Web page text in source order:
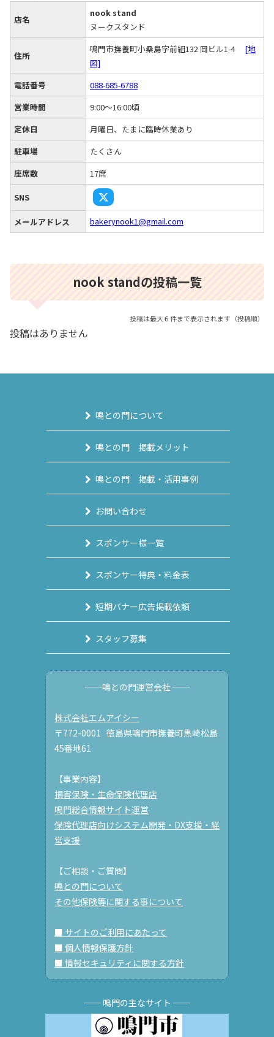
店名
nook stand
ヌークスタンド
住所
鳴門市撫養町小桑島字前組132 岡ビル1-4 [地
図]
電話番号
088-685-6788
営業時間
9:00～16:00頃
定休日
月曜日、たまに臨時休業あり
駐車場
たくさん
座席数
17席
SNS
メールアドレス bakerynook1@gmail.com
nook standの投稿一覧
投稿は最大６件まで表示されます（投稿順）
投稿はありません
鳴との門について
鳴との門 掲載メリット
鳴との門 掲載・活用事例
お問い合わせ
スポンサー様一覧
スポンサー特典・料金表
短期バナー広告掲載依頼
スタッフ募集
──鳴との門運営会社 ──
株式会社エムアイシー
〒772-0001 徳島県鳴門市撫養町黒崎松島
45番地61
【事業内容】
損害保険・生命保険代理店
鳴門総合情報サイト運営
保険代理店向けシステム開発・DX支援・経
営支援
【ご相談・ご質問】
鳴との門について
その他保険等に関する事について
■ サイトのご利用にあたって
■ 個人情報保護方針
■ 情報セキュリティに関する方針
── 鳴門の主なサイト ──